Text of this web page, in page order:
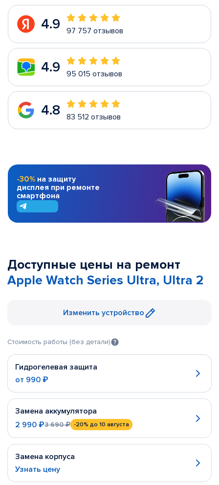
4.9 97 757 отзывов
4.9 95 015 отзывов
4.8 83 512 отзывов
-30% на защиту
дисплея при ремонте
смартфона
Доступные цены на ремонт
Apple Watch Series Ultra, Ultra 2
Изменить устройство
Стоимость работы (без детали)
Гидрогелевая защита
от 990 ₽
Замена аккумулятора
2 990 ₽3 690 ₽ -20% до 10 августа
Замена корпуса
Узнать цену